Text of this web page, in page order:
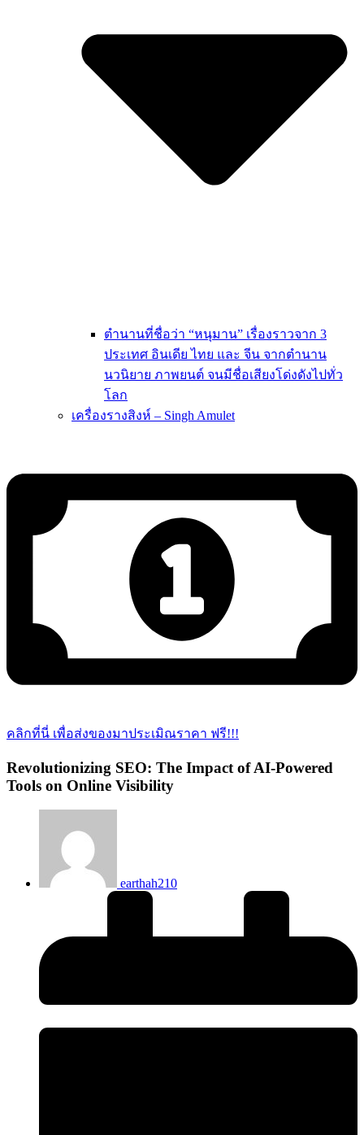
ตำนานที่ชื่อว่า “หนุมาน” เรื่องราวจาก 3
ประเทศ อินเดีย ไทย และ จีน จากตำนาน
นวนิยาย ภาพยนต์ จนมีชื่อเสียงโด่งดังไปทั่ว
โลก
เครื่องรางสิงห์ – Singh Amulet
คลิกที่นี่ เพื่อส่งของมาประเมิณราคา ฟรี!!!
Revolutionizing SEO: The Impact of AI-Powered
Tools on Online Visibility
earthah210